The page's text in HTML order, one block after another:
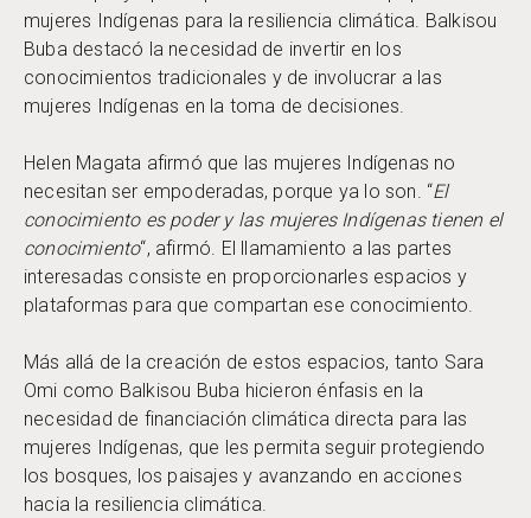
mujeres Indígenas para la resiliencia climática. Balkisou
Buba destacó la necesidad de invertir en los
conocimientos tradicionales y de involucrar a las
mujeres Indígenas en la toma de decisiones.
Helen Magata afirmó que las mujeres Indígenas no
necesitan ser empoderadas, porque ya lo son. “El
conocimiento es poder y las mujeres Indígenas tienen el
conocimiento“, afirmó. El llamamiento a las partes
interesadas consiste en proporcionarles espacios y
plataformas para que compartan ese conocimiento.
Más allá de la creación de estos espacios, tanto Sara
Omi como Balkisou Buba hicieron énfasis en la
necesidad de financiación climática directa para las
mujeres Indígenas, que les permita seguir protegiendo
los bosques, los paisajes y avanzando en acciones
hacia la resiliencia climática.